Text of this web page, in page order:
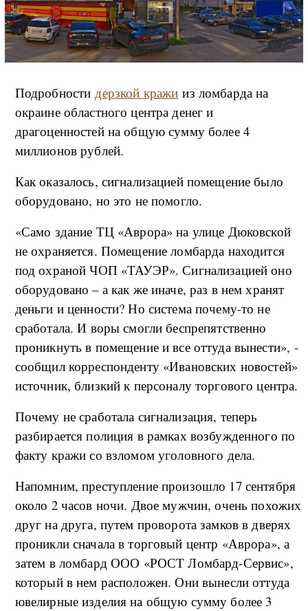
Подробностидерзкой кражи из ломбарда на
окраине областного центра денег и
драгоценностей на общую сумму более 4
миллионов рублей.
Как оказалось, сигнализацией помещение было
оборудовано, но это не помогло.
«Само здание ТЦ «Аврора» на улице Дюковской
не охраняется. Помещение ломбарда находится
под охраной ЧОП «ТАУЭР». Сигнализацией оно
оборудовано – а как же иначе, раз в нем хранят
деньги и ценности? Но система почему-то не
сработала. И воры смогли беспрепятственно
проникнуть в помещение и все оттуда вынести», -
сообщил корреспонденту «Ивановских новостей»
источник, близкий к персоналу торгового центра.
Почему не сработала сигнализация, теперь
разбирается полиция в рамках возбужденного по
факту кражи со взломом уголовного дела.
Напомним, преступление произошло 17 сентября
около 2 часов ночи. Двое мужчин, очень похожих
друг на друга, путем проворота замков в дверях
проникли сначала в торговый центр «Аврора», а
затем в ломбард ООО «РОСТ Ломбард-Сервис»,
который в нем расположен. Они вынесли оттуда
ювелирные изделия на общую сумму более 3